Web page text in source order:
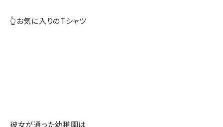
👆お気に入りのTシャツ
彼女が通った幼稚園は